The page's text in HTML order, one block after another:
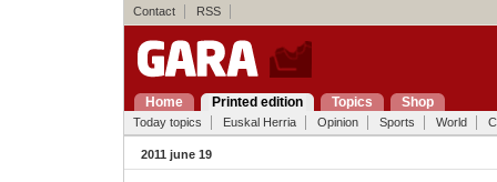
Contact RSS
Home Printed edition Topics Shop
Today topics Euskal Herria Opinion Sports World
2011 june 19